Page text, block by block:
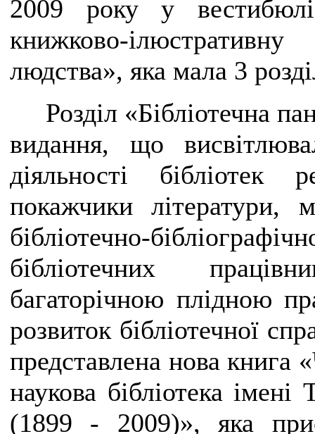
2009 року у вестибюлі
книжково-
людства», яка мала 3
Розділ «Бібліотечна
видання, що
діяльності бібліотек
покажчики літератури,
бібліотечно-
бібліотечних
багаторічною плідною
розвиток бібліотечної
представлена нова книга
наукова бібліотека
(1899 - 2009)», яка